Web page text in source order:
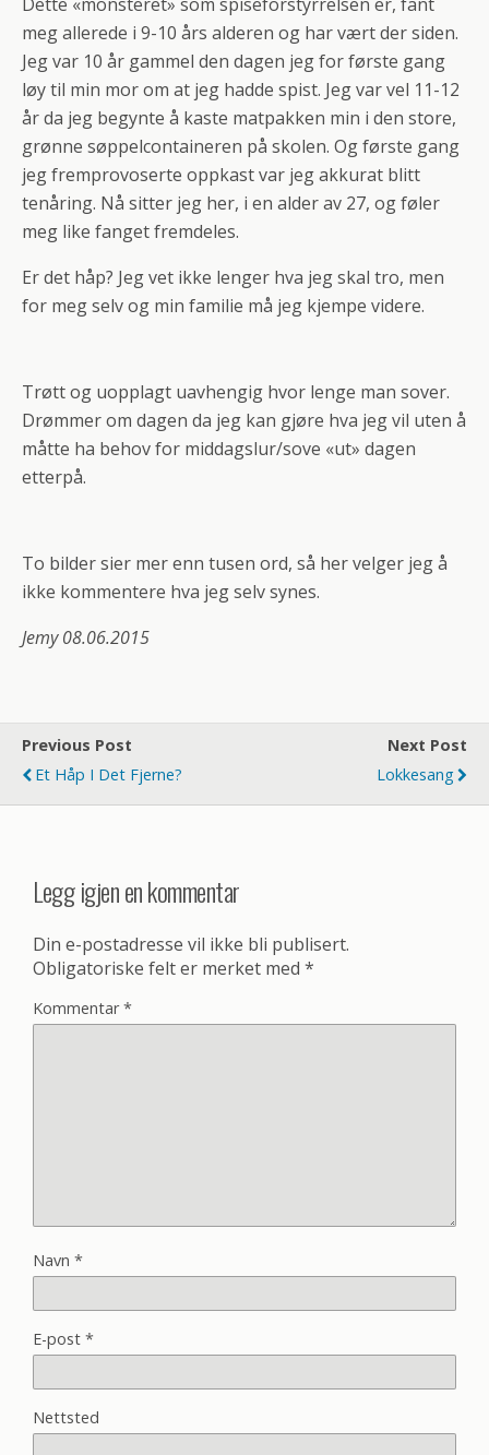
meg allerede i 9-10 års alderen og har vært der siden.
Jeg var 10 år gammel den dagen jeg for første gang
løy til min mor om at jeg hadde spist. Jeg var vel 11-12
år da jeg begynte å kaste matpakken min i den store,
grønne søppelcontaineren på skolen. Og første gang
jeg fremprovoserte oppkast var jeg akkurat blitt
tenåring. Nå sitter jeg her, i en alder av 27, og føler
meg like fanget fremdeles.
Er det håp? Jeg vet ikke lenger hva jeg skal tro, men
for meg selv og min familie må jeg kjempe videre.
Trøtt og uopplagt uavhengig hvor lenge man sover.
Drømmer om dagen da jeg kan gjøre hva jeg vil uten å
måtte ha behov for middagslur/sove «ut» dagen
etterpå.
To bilder sier mer enn tusen ord, så her velger jeg å
ikke kommentere hva jeg selv synes.
Jemy 08.06.2015
Previous Post
Et Håp I Det Fjerne?
Next Post
Lokkesang
Legg igjen en kommentar
Din e-postadresse vil ikke bli publisert.
Obligatoriske felt er merket med *
Kommentar*
Navn *
E-post *
Nettsted